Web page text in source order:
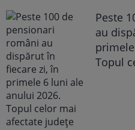
Peste
au
Topul